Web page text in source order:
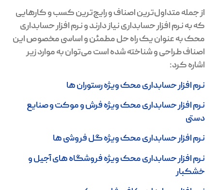
از جمله متداول‌ترین اصناف و رایج‌ترین کسب و کارهایی
که به نرم افزار حسابداری نیاز دارند و نرم افزار حسابداری
محک به عنوان یک راه حل مطمئن و اساسی مخصوص این
اصناف طراحی و شناخته شده است می‌توان به موارد زیر
اشاره کرد:
نرم افزار حسابداری محک ویژه رستوران ها
نرم افزار حسابداری محک ویژه فرش و موکت و صنایع
دستی
نرم افزار حسابداری محک ویژه گل فروشی ها
نرم افزار حسابداری محک ویژه فروشگاه های آجیل و
خشکبار